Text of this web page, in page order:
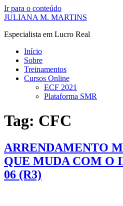
Ir para o conteúdo
JULIANA M. MARTINS
Especialista em Lucro Real
Início
Sobre
Treinamentos
Cursos Online
ECF 2021
Plataforma SMR
Tag: CFC
ARRENDAMENTO
QUE MUDA COM O
06 (R3)